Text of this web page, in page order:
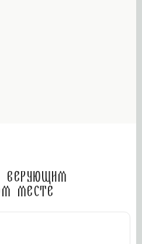
верующим
месте